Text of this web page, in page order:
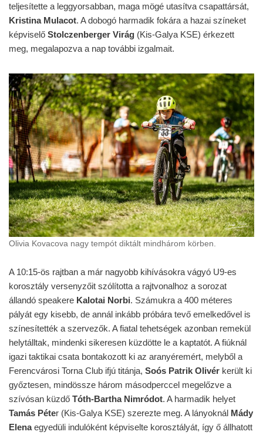
teljesítette a leggyorsabban, maga mögé utasítva csapattársát,
Kristina Mulacot. A dobogó harmadik fokára a hazai színeket
képviselő Stolczenberger Virág (Kis-Galya KSE) érkezett
meg, megalapozva a nap további izgalmait.
Olivia Kovacova nagy tempót diktált mindhárom körben.
A 10:15-ös rajtban a már nagyobb kihívásokra vágyó U9-es
korosztály versenyzőit szólította a rajtvonalhoz a sorozat
állandó speakere Kalotai Norbi. Számukra a 400 méteres
pályát egy kisebb, de annál inkább próbára tevő emelkedővel is
színesítették a szervezők. A fiatal tehetségek azonban remekül
helytálltak, mindenki sikeresen küzdötte le a kaptatót. A fiúknál
igazi taktikai csata bontakozott ki az aranyéremért, melyből a
Ferencvárosi Torna Club ifjú titánja, Soós Patrik Olivér került ki
győztesen, mindössze három másodperccel megelőzve a
szívósan küzdő Tóth-Bartha Nimródot. A harmadik helyet
Tamás Péter (Kis-Galya KSE) szerezte meg. A lányoknál Mády
Elenaegyedüli indulóként képviselte korosztályát, így ő állhatott